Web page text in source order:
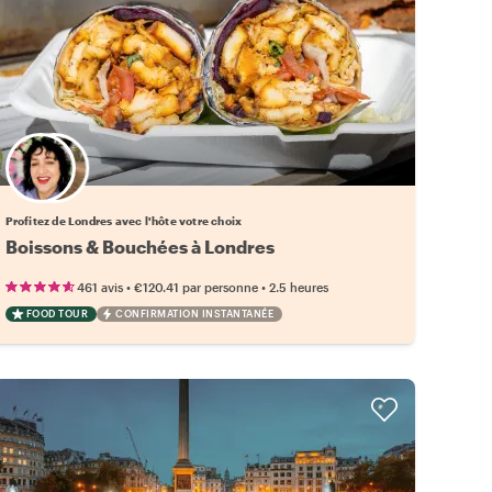
Choisissez votre local favori
Profitez de Londres avec l'hôte votre choix
Boissons & Bouchées à Londres
461 avis• €120.41 par personne• 2.5 heures
FOOD TOUR CONFIRMATION INSTANTANÉE